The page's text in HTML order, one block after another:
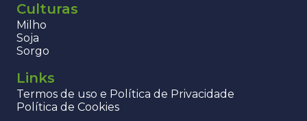
Culturas
Milho
Soja
Sorgo
Links
Termos de uso e Política de Privacidade
Política de Cookies